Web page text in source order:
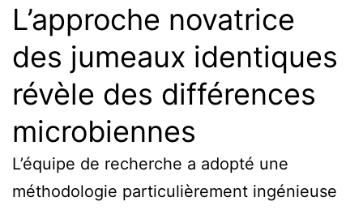
L’approche novatrice
des jumeaux identiques
révèle des différences
microbiennes
L’équipe de recherche a adopté une
méthodologie particulièrement ingénieuse